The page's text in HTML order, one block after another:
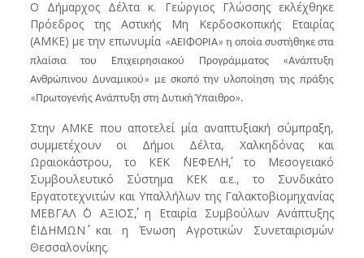
Ο Δήμαρχος Δέλτα κ. Γεώργιος Γλώσσης εκλέχθηκε
Πρόεδρος της Αστικής Μη Κερδοσκοπικής Εταιρίας
(ΑΜΚΕ) με την επωνυμία «ΑΕΙΦΟΡΙΑ» η οποία συστήθηκε στα
πλαίσια του Επιχειρησιακού Προγράμματος «Ανάπτυξη
Ανθρώπινου Δυναμικού» με σκοπό την υλοποίηση της πράξης
«Πρωτογενής Ανάπτυξη στη Δυτική Ύπαιθρο».
Στην ΑΜΚΕ που αποτελεί μία αναπτυξιακή σύμπραξη,
συμμετέχουν οι Δήμοι Δέλτα, Χαλκηδόνας και
Ωραιοκάστρου, το ΚΕΚ ΄΄ΝΕΦΕΛΗ΄΄, το Μεσογειακό
Συμβουλευτικό Σύστημα ΚΕΚ α.ε., το Συνδικάτο
Εργατοτεχνιτών και Υπαλλήλων της Γαλακτοβιομηχανίας
ΜΕΒΓΑΛ ΄΄Ο ΑΞΙΟΣ΄΄, η Εταιρία Συμβούλων Ανάπτυξης
΄΄ΕΙΔΗΜΩΝ΄΄ και η Ένωση Αγροτικών Συνεταιρισμών
Θεσσαλονίκης.